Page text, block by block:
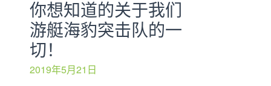
你想知道的关于我们
游艇海豹突击队的一
切！
2019年5月21日